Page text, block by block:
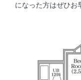
になった方はぜひお